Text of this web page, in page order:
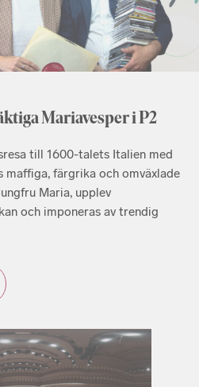
Mariavesper i P2
till 1600-talets Italien med
maffiga, färgrika och omväxlade
Maria, upplev
och imponeras av trendig